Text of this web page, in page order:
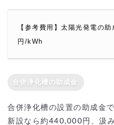
【参考費用】太陽光発電の
円/kWh
合併浄化槽の助成金
合併浄化槽の設置の助成金
新設なら約440,000円、汲